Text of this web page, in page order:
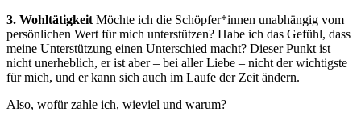
3. Wohltätigkeit Möchte ich die Schöpfer*innen unabhängig vom
persönlichen Wert für mich unterstützen? Habe ich das Gefühl, dass
meine Unterstützung einen Unterschied macht? Dieser Punkt ist
nicht unerheblich, er ist aber – bei aller Liebe – nicht der wichtigste
für mich, und er kann sich auch im Laufe der Zeit ändern.
Also, wofür zahle ich, wieviel und warum?